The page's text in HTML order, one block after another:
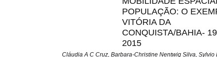
POPULAÇÃO: O
VITÓRIA DA
CONQUISTA/BAHIA-
2015
Cláudia A C Cruz, Barbara-Christine Nentwig Silva,